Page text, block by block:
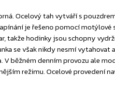
Ocelový tah vytváří s
je řešeno pomocí
takže hodinky jsou schopny
se však nikdy nesmí vytahovat
běžném denním provozu ale
režimu. Ocelové provedení